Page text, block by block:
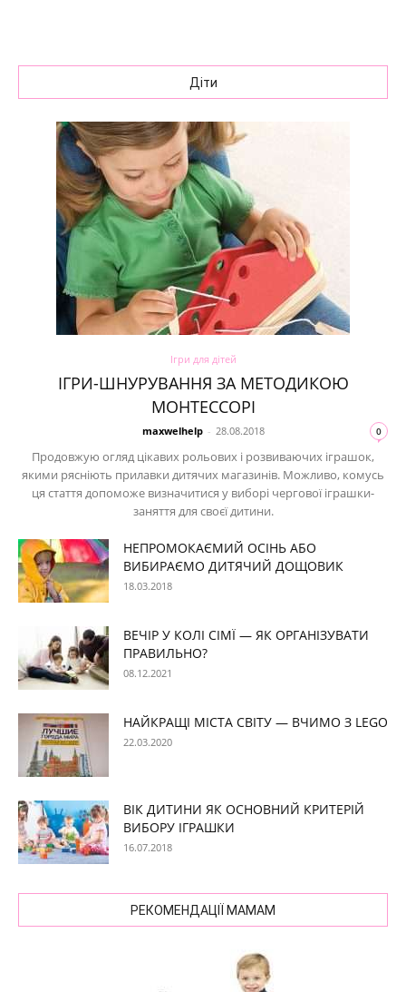
Діти
Ігри для дітей
ІГРИ-ШНУРУВАННЯ ЗА МЕТОДИКОЮ
МОНТЕССОРІ
maxwelhelp - 28.08.2018 0
Продовжую огляд цікавих рольових і розвиваючих іграшок,
якими рясніють прилавки дитячих магазинів. Можливо, комусь
ця стаття допоможе визначитися у виборі чергової іграшки-
заняття для своєї дитини.
НЕПРОМОКАЄМИЙ ОСІНЬ АБО
ВИБИРАЄМО ДИТЯЧИЙ ДОЩОВИК
18.03.2018
ВЕЧІР У КОЛІ СІМЇ — ЯК ОРГАНІЗУВАТИ
ПРАВИЛЬНО?
08.12.2021
НАЙКРАЩІ МІСТА СВІТУ — ВЧИМО З LEGO
22.03.2020
ВІК ДИТИНИ ЯК ОСНОВНИЙ КРИТЕРІЙ
ВИБОРУ ІГРАШКИ
16.07.2018
РЕКОМЕНДАЦІЇ МАМАМ